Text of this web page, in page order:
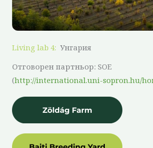
Living lab 4: Унгария
Отговорен партньор: SOE
(http://international.uni-sopron.hu/